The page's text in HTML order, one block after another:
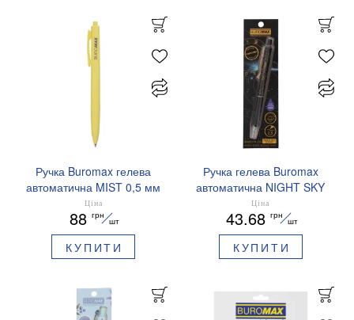
Ручка Buromax гелева
автоматична MIST 0,5 мм
сині чорнила BM.83103
Ціна
88 грн
шт
КУПИТИ
Ручка гелева Buromax
автоматична NIGHT SKY
ZODIAC 0.5 мм
ароматизований грип синє
чорнило BM.8379-01
Ціна
43.68 грн
шт
КУПИТИ